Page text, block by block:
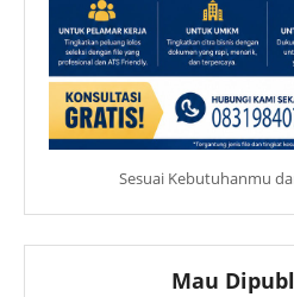
Sesuai Kebutuhanmu
Mau